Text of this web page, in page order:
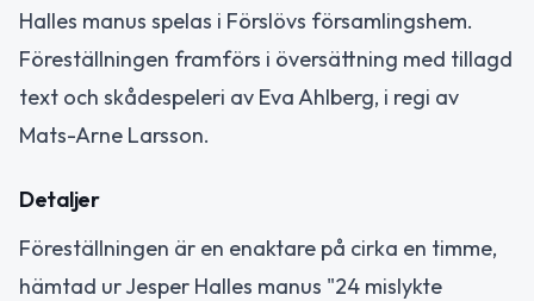
Halles manus spelas i Förslövs församlingshem.
Föreställningen framförs i översättning med tillagd
text och skådespeleri av Eva Ahlberg, i regi av
Mats-Arne Larsson.
Detaljer
Föreställningen är en enaktare på cirka en timme,
hämtad ur Jesper Halles manus "24 mislykte